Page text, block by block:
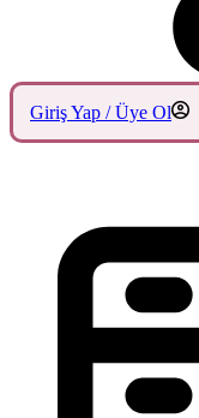
Giriş Yap / Üye Ol